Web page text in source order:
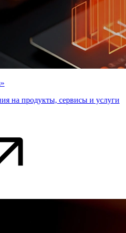
на продукты, сервисы и услуги